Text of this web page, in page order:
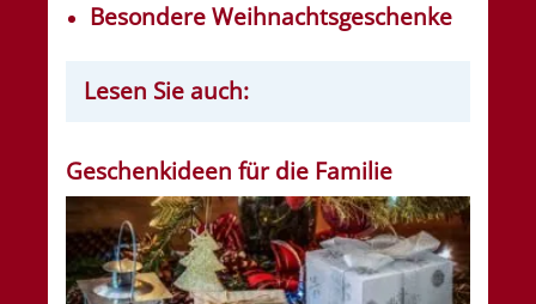
Besondere Weihnachtsgeschenke
Lesen Sie auch:
Geschenkideen für die Familie